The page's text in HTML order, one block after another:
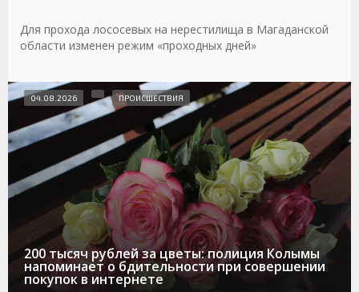
Для прохода лососевых на нерестилища в Магаданской
области изменен режим «проходных дней»
200 тысяч рублей за цветы: полиция Колымы
напоминает о бдительности при совершении
покупок в интернете
04.08.2026 ПРОИСШЕСТВИЯ